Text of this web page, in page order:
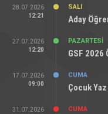
28.07.2026
12:21
SALI
Aday
27.07.2026
12:20
PAZARTESI
GSF 2026
17.07.2026
09:00
CUMA
Çocuk
31.07.2026
CUMA